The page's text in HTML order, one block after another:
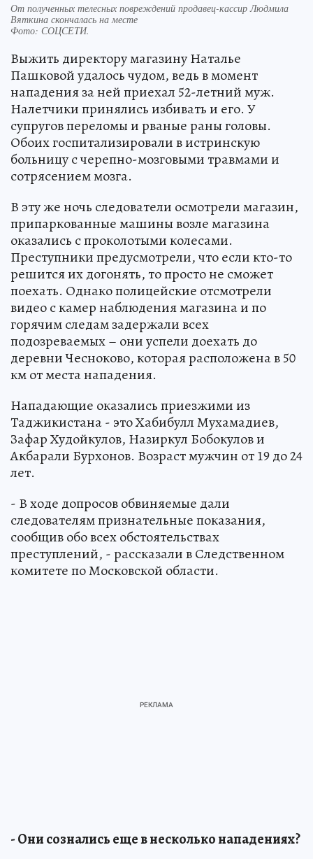
От полученных телесных повреждений продавец-кассир Людмила
Вяткина скончалась на месте
Фото: СОЦСЕТИ.
Выжить директору магазину Наталье
Пашковой удалось чудом, ведь в момент
нападения за ней приехал 52-летний муж.
Налетчики принялись избивать и его. У
супругов переломы и рваные раны головы.
Обоих госпитализировали в истринскую
больницу с черепно-мозговыми травмами и
сотрясением мозга.
В эту же ночь следователи осмотрели магазин,
припаркованные машины возле магазина
оказались с проколотыми колесами.
Преступники предусмотрели, что если кто-то
решится их догонять, то просто не сможет
поехать. Однако полицейские отсмотрели
видео с камер наблюдения магазина и по
горячим следам задержали всех
подозреваемых – они успели доехать до
деревни Чесноково, которая расположена в 50
км от места нападения.
Нападающие оказались приезжими из
Таджикистана - это Хабибулл Мухамадиев,
Зафар Худойкулов, Назиркул Бобокулов и
Акбарали Бурхонов. Возраст мужчин от 19 до 24
лет.
- В ходе допросов обвиняемые дали
следователям признательные показания,
сообщив обо всех обстоятельствах
преступлений, - рассказали в Следственном
комитете по Московской области.
- Они сознались еще в несколько нападениях?